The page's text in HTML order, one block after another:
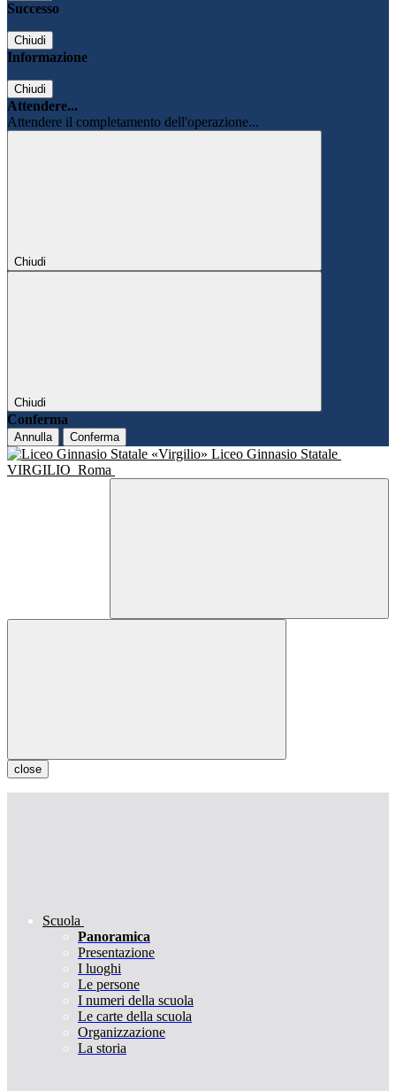
Successo
Chiudi
Informazione
Chiudi
Attendere...
Attendere il completamento dell'operazione...
Chiudi
Chiudi
Conferma
Annulla Conferma
Liceo Ginnasio Statale
VIRGILIO Roma
close
Scuola
Panoramica
Presentazione
I luoghi
Le persone
I numeri della scuola
Le carte della scuola
Organizzazione
La storia